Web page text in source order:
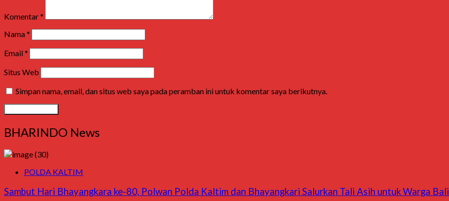
Komentar*
Nama*
Email*
Situs Web
Simpan nama, email, dan situs web saya pada peramban ini untuk komentar saya berikutnya.
BHARINDO News
POLDA KALTIM
Sambut Hari Bhayangkara ke-80, Polwan Polda Kaltim dan Bhayangkari Salurkan Tali Asih untuk Warga